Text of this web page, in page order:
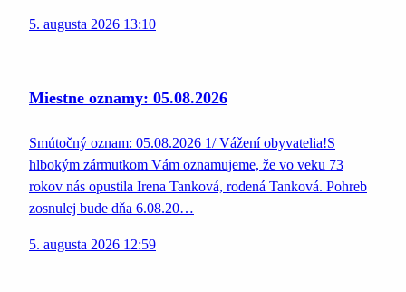
5. augusta 2026 13:10
Miestne oznamy: 05.08.2026
Smútočný oznam: 05.08.2026 1/ Vážení obyvatelia!S
hlbokým zármutkom Vám oznamujeme, že vo veku 73
rokov nás opustila Irena Tanková, rodená Tanková. Pohreb
zosnulej bude dňa 6.08.20…
5. augusta 2026 12:59